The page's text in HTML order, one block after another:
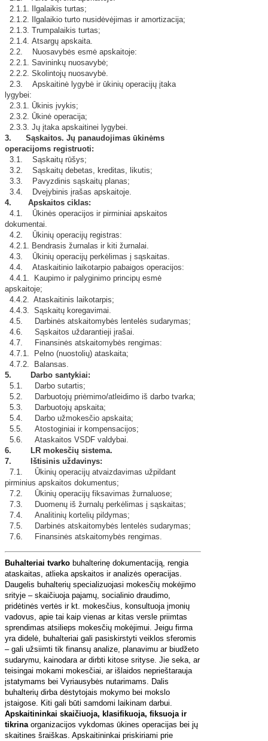
2.1.1. Ilgalaikis turtas;
2.1.2. Ilgalaikio turto nusidėvėjimas ir amortizacija;
2.1.3. Trumpalaikis turtas;
2.1.4. Atsargų apskaita.
2.2. Nuosavybės esmė apskaitoje:
2.2.1. Savininkų nuosavybė;
2.2.2. Skolintojų nuosavybė.
2.3. Apskaitinė lygybė ir ūkinių operacijų įtaka
lygybei:
2.3.1. Ūkinis įvykis;
2.3.2. Ūkinė operacija;
2.3.3. Jų įtaka apskaitinei lygybei.
3.
Sąskaitos. Jų panaudojimas ūkinėms
operacijoms registruoti:
3.1. Sąskaitų rūšys;
3.2. Sąskaitų debetas, kreditas, likutis;
3.3. Pavyzdinis sąskaitų planas;
3.4. Dvejybinis įrašas apskaitoje.
4. Apskaitos ciklas:
4.1. Ūkinės operacijos ir pirminiai apskaitos
dokumentai.
4.2. Ūkinių operacijų registras:
4.2.1. Bendrasis žurnalas ir kiti žurnalai.
4.3. Ūkinių operacijų perkėlimas į sąskaitas.
4.4. Ataskaitinio laikotarpio pabaigos operacijos:
4.4.1. Kaupimo ir palyginimo principų esmė
apskaitoje;
4.4.2. Ataskaitinis laikotarpis;
4.4.3. Sąskaitų koregavimai.
4.5. Darbinės atskaitomybės lentelės sudarymas;
4.6. Sąskaitos uždarantieji įrašai.
4.7. Finansinės atskaitomybės rengimas:
4.7.1. Pelno (nuostolių) ataskaita;
4.7.2. Balansas.
5. Darbo santykiai:
5.1. Darbo sutartis;
5.2. Darbuotojų priėmimo/atleidimo iš darbo tvarka;
5.3. Darbuotojų apskaita;
5.4. Darbo užmokesčio apskaita;
5.5. Atostoginiai ir kompensacijos;
5.6. Ataskaitos VSDF valdybai.
6. LR mokesčių sistema.
7. Ištisinis uždavinys:
7.1. Ūkinių operacijų atvaizdavimas užpildant
pirminius apskaitos dokumentus;
7.2. Ūkinių operacijų fiksavimas žurnaluose;
7.3. Duomenų iš žurnalų perkėlimas į sąskaitas;
7.4. Analitinių kortelių pildymas;
7.5. Darbinės atskaitomybės lentelės sudarymas;
7.6. Finansinės atskaitomybės rengimas.
Buhalteriai tvarko buhalterinę dokumentaciją, rengia
ataskaitas, atlieka apskaitos ir analizės operacijas.
Daugelis buhalterių specializuojasi mokesčių mokėjimo
srityje – skaičiuoja pajamų, socialinio draudimo,
pridėtinės vertės ir kt. mokesčius, konsultuoja įmonių
vadovus, apie tai kaip vienas ar kitas versle priimtas
sprendimas atsilieps mokesčių mokėjimui. Jeigu firma
yra didelė, buhalteriai gali pasiskirstyti veiklos sferomis
– gali užsiimti tik finansų analize, planavimu ar biudžeto
sudarymu, kainodara ar dirbti kitose srityse. Jie seka, ar
teisingai mokami mokesčiai, ar išlaidos neprieštarauja
įstatymams bei Vyriausybės nutarimams. Dalis
buhalterių dirba dėstytojais mokymo bei mokslo
įstaigose. Kiti gali būti samdomi laikinam darbui.
Apskaitininkai skaičiuoja, klasifikuoja, fiksuoja ir
tikrinaorganizacijos vykdomas ūkines operacijas bei jų
skaitines šraiškas. Apskaitininkai priskiriami prie